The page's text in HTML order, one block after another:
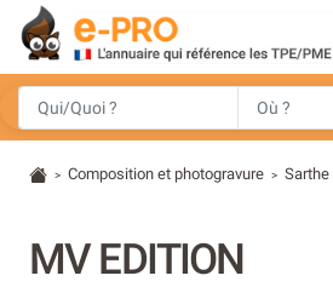
> Composition et photogravure > Sarthe
MV EDITION